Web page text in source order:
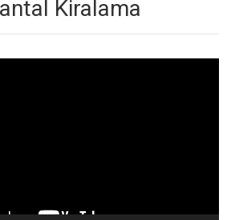
Kiralama